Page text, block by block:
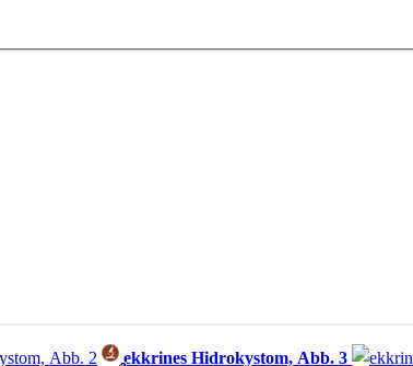
ekkrines Hidrokystom, Abb. 3